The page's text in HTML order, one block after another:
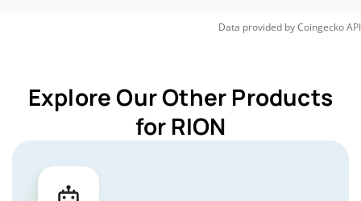
Data provided byCoingeckoAPI
Explore Our Other Products
for RION